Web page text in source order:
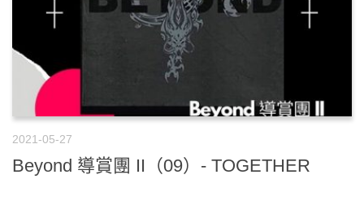
2021-05-27
Beyond 導賞團 II（09）- TOGETHER